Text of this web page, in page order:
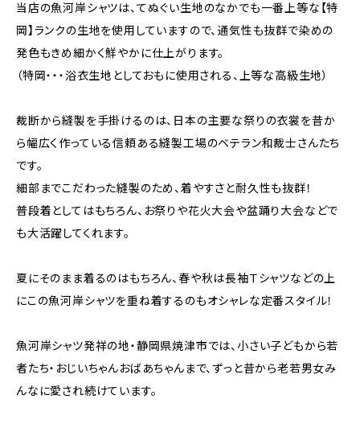
当店の魚河岸シャツは、てぬぐい生地のなかでも一番上等な【特
岡】ランクの生地を使用していますので、通気性も抜群で染めの
発色もきめ細かく鮮やかに仕上がります。
（特岡・・・浴衣生地としておもに使用される、上等な高級生地）
裁断から縫製を手掛けるのは、日本の主要な祭りの衣裳を昔か
ら幅広く作っている信頼ある縫製工場のベテラン和裁士さんたち
です。
細部までこだわった縫製のため、着やすさと耐久性も抜群！
普段着としてはもちろん、お祭りや花火大会や盆踊り大会などで
も大活躍してくれます。
夏にそのまま着るのはもちろん、春や秋は長袖Ｔシャツなどの上
にこの魚河岸シャツを重ね着するのもオシャレな定番スタイル！
魚河岸シャツ発祥の地・静岡県焼津市では、小さい子どもから若
者たち・おじいちゃんおばあちゃんまで、ずっと昔から老若男女み
んなに愛され続けています。